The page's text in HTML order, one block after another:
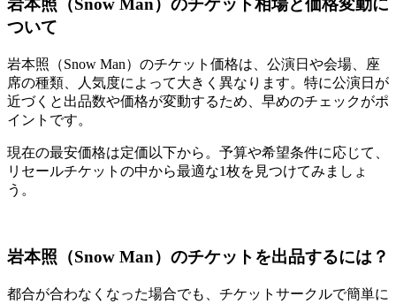
岩本照（Snow Man）のチケット相場と価格変動に
ついて
岩本照（Snow Man）のチケット価格は、公演日や会場、座
席の種類、人気度によって大きく異なります。特に公演日が
近づくと出品数や価格が変動するため、早めのチェックがポ
イントです。
現在の最安価格は定価以下から。予算や希望条件に応じて、
リセールチケットの中から最適な1枚を見つけてみましょ
う。
岩本照（Snow Man）のチケットを出品するには？
都合が合わなくなった場合でも、チケットサークルで簡単に